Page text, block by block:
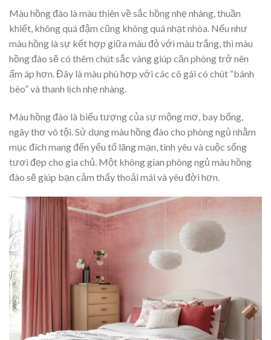
Màu hồng đào là màu thiên về sắc hồng nhẹ nhàng, thuần
khiết, không quá đậm cũng không quá nhạt nhòa. Nếu như
màu hồng là sự kết hợp giữa màu đỏ với màu trắng, thì màu
hồng đào sẽ có thêm chút sắc vàng giúp căn phòng trở nên
ấm áp hơn. Đây là màu phù hợp với các cô gái có chút “bánh
bèo” và thanh lịch nhẹ nhàng.
Màu hồng đào là biểu tượng của sự mộng mơ, bay bổng,
ngây thơ vô tội. Sử dụng màu hồng đào cho phòng ngủ nhằm
mục đích mang đến yếu tố lãng mạn, tình yêu và cuộc sống
tươi đẹp cho gia chủ. Một không gian phòng ngủ màu hồng
đào sẽ giúp bạn cảm thấy thoải mái và yêu đời hơn.